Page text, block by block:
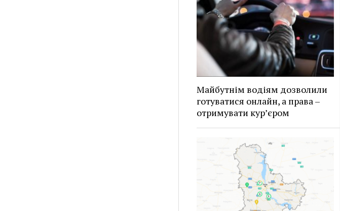
Майбутнім водіям дозволили
готуватися онлайн, а права –
отримувати кур’єром